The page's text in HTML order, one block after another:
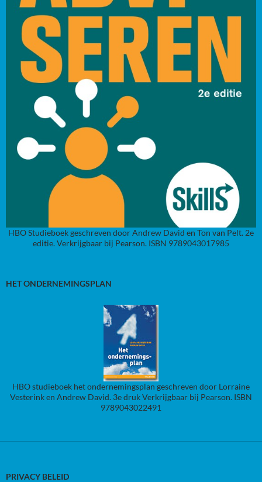
HBO Studieboek geschreven door Andrew David en Ton van Pelt. 2e
editie. Verkrijgbaar bij Pearson. ISBN 9789043017985
HET ONDERNEMINGSPLAN
HBO studieboek het ondernemingsplan geschreven door Lorraine
Vesterink en Andrew David. 3e druk Verkrijgbaar bij Pearson. ISBN
9789043022491
PRIVACY BELEID